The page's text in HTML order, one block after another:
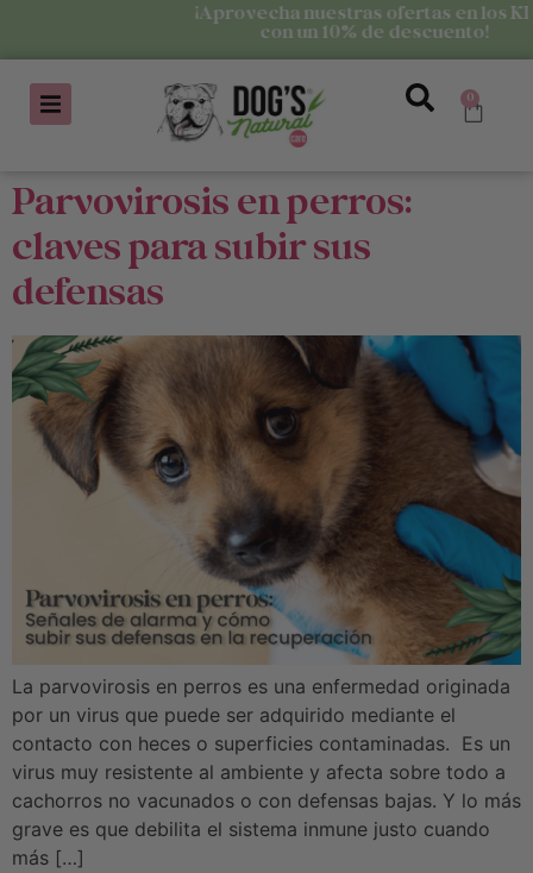
¡Aprovecha nuestras ofertas en los KITS
con un 10% de descuento!
0
Parvovirosis en perros:
claves para subir sus
defensas
La parvovirosis en perros es una enfermedad originada
por un virus que puede ser adquirido mediante el
contacto con heces o superficies contaminadas. Es un
virus muy resistente al ambiente y afecta sobre todo a
cachorros no vacunados o con defensas bajas. Y lo más
grave es que debilita el sistema inmune justo cuando
más […]